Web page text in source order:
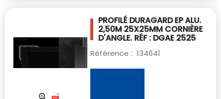
PROFILÉ DURAGARD EP ALU.
2,50M 25X25MM CORNIÈRE
D'ANGLE. RÉF : DGAE 2525
Référence : 134641